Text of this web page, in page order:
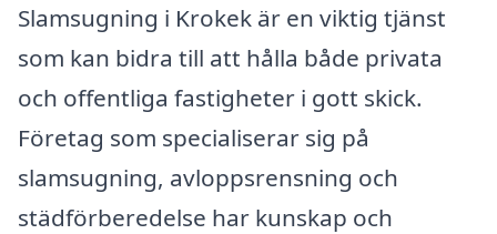
Slamsugning i Krokek är en viktig tjänst
som kan bidra till att hålla både privata
och offentliga fastigheter i gott skick.
Företag som specialiserar sig på
slamsugning, avloppsrensning och
städförberedelse har kunskap och